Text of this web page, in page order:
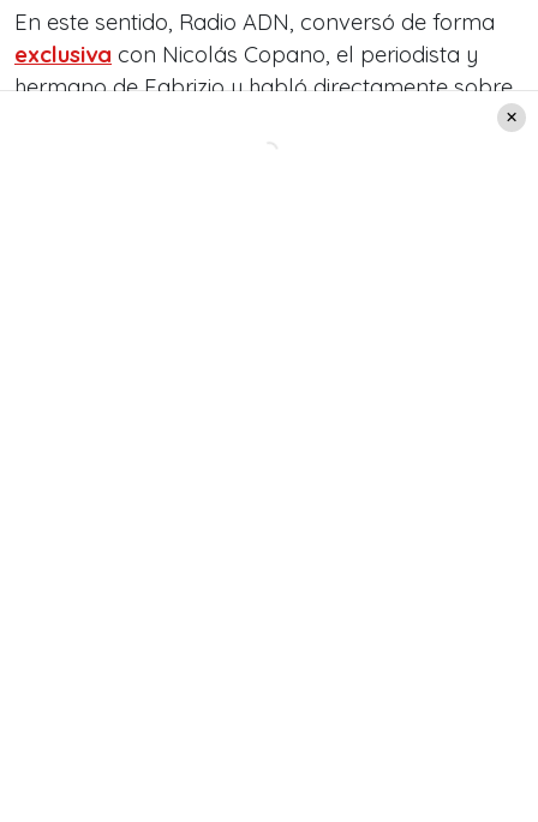
En este sentido, Radio ADN, conversó de forma
exclusiva con Nicolás Copano, el periodista y
hermano de Fabrizio y habló directamente sobre